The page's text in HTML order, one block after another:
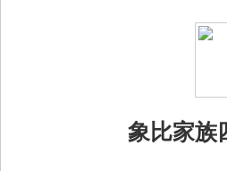
象比家